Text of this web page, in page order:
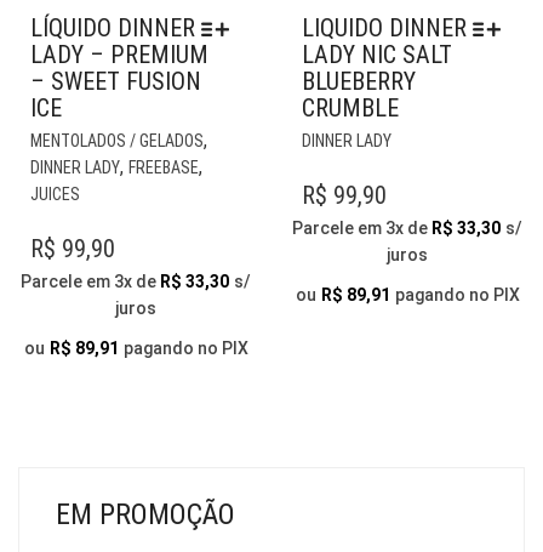
LÍQUIDO DINNER
LADY – PREMIUM
– SWEET FUSION
ICE
MENTOLADOS / GELADOS,
DINNER LADY, FREEBASE,
JUICES
VARIANTES.
OPÇÕES
SER
R$ 99,90
Parcele em 3x de R$ 33,30 s/
juros
ou R$ 89,91 pagando no PIX
LIQUIDO DINNER
LADY NIC SALT
BLUEBERRY
CRUMBLE
DINNER LADYESTE
VARIANTES.
AS
OPÇÕES
R$ 99,90
Parcele em 3x de R$ 33,30 s/
juros
ou R$ 89,91 pagando no PIX
EM PROMOÇÃO